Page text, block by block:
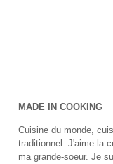
MADE IN COOKING
Cuisine du monde,
traditionnel. J'aime la
ma grande-soeur. Je